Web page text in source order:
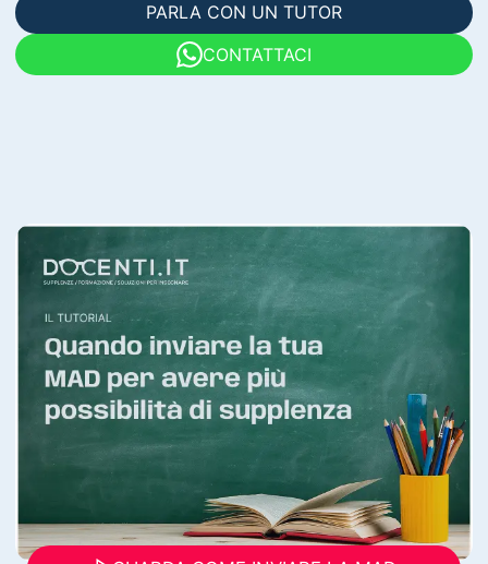
PARLA CON UN TUTOR
CONTATTACI